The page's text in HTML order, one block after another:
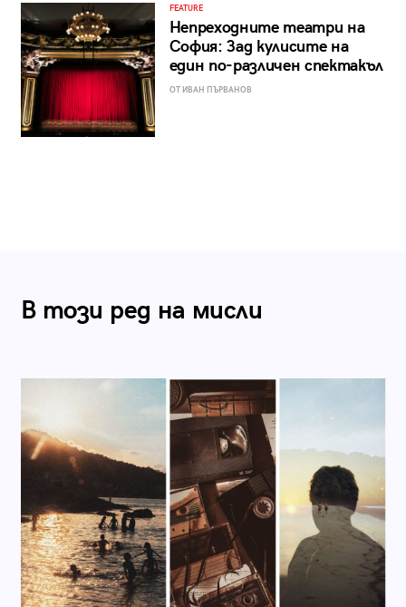
FEATURE
Непреходните театри на
София: Зад кулисите на
един по-различен спектакъл
ОТ ИВАН ПЪРВАНОВ
В този ред на мисли